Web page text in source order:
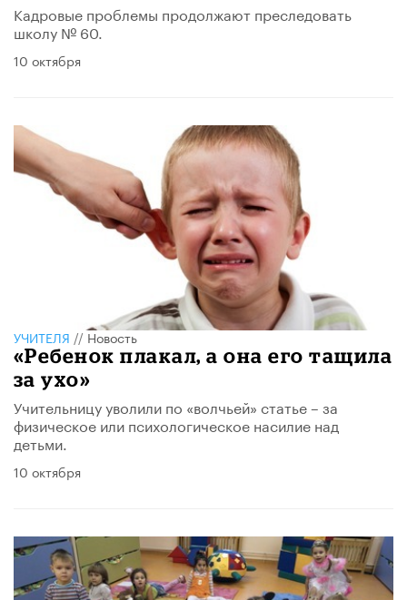
Кадровые проблемы продолжают преследовать
школу № 60.
10 октября
УЧИТЕЛЯ //Новость
«Ребенок плакал, а она его тащила
за ухо»
Учительницу уволили по «волчьей» статье – за
физическое или психологическое насилие над
детьми.
10 октября